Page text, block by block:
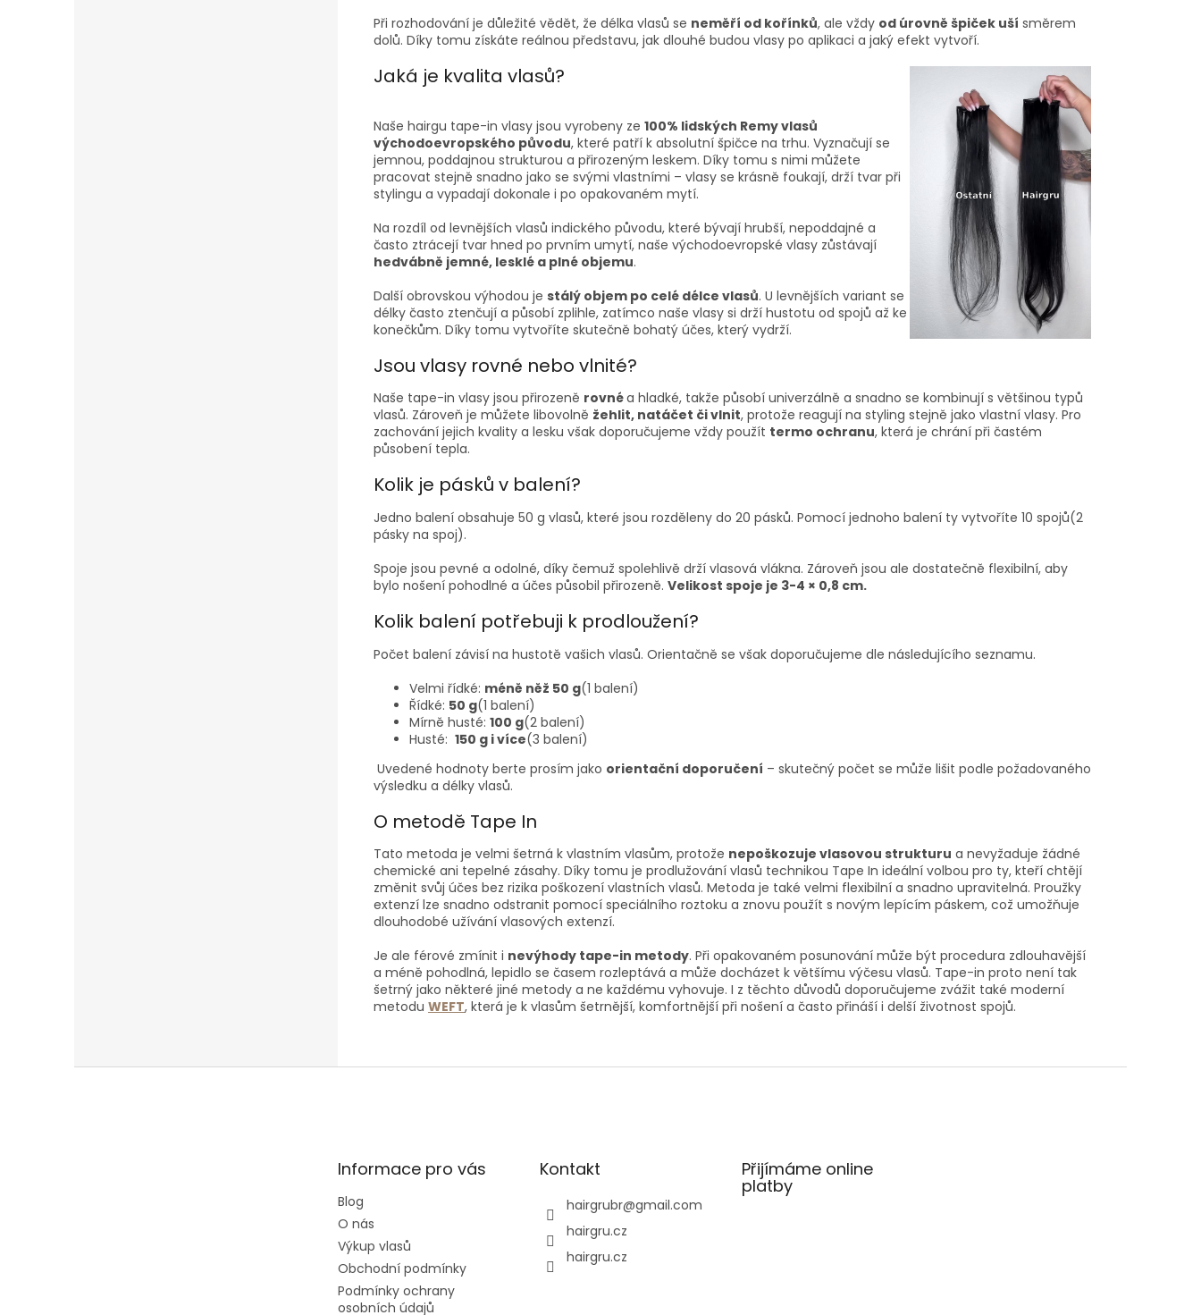
Při rozhodování je důležité vědět, že délka vlasů se neměří od kořínků, ale vždy od úrovně špiček uší směrem
dolů. Díky tomu získáte reálnou představu, jak dlouhé budou vlasy po aplikaci a jaký efekt vytvoří.
Jaká je kvalita vlasů?
Naše hairgu tape-in vlasy jsou vyrobeny ze 100% lidských Remy vlasů
východoevropského původu, které patří k absolutní špičce na trhu. Vyznačují se
jemnou, poddajnou strukturou a přirozeným leskem. Díky tomu s nimi můžete
pracovat stejně snadno jako se svými vlastními – vlasy se krásně foukají, drží tvar při
stylingu a vypadají dokonale i po opakovaném mytí.
Na rozdíl od levnějších vlasů indického původu, které bývají hrubší, nepoddajné a
často ztrácejí tvar hned po prvním umytí, naše východoevropské vlasy zůstávají
hedvábně jemné, lesklé a plné objemu.
Další obrovskou výhodou je stálý objem po celé délce vlasů. U levnějších variant se
délky často ztenčují a působí zplihle, zatímco naše vlasy si drží hustotu od spojů až ke
konečkům. Díky tomu vytvoříte skutečně bohatý účes, který vydrží.
Jsou vlasy rovné nebo vlnité?
Naše tape-in vlasy jsou přirozeně rovnéa hladké, takže působí univerzálně a snadno se kombinují s většinou typů
vlasů. Zároveň je můžete libovolně žehlit, natáčet či vlnit, protože reagují na styling stejně jako vlastní vlasy. Pro
zachování jejich kvality a lesku však doporučujeme vždy použít termo ochranu, která je chrání při častém
působení tepla.
Kolik je pásků v balení?
Jedno balení obsahuje 50 g vlasů, které jsou rozděleny do 20 pásků. Pomocí jednoho balení ty vytvoříte 10 spojů(2
pásky na spoj).
Spoje jsou pevné a odolné, díky čemuž spolehlivě drží vlasová vlákna. Zároveň jsou ale dostatečně flexibilní, aby
bylo nošení pohodlné a účes působil přirozeně. Velikost spoje je 3-4 × 0,8 cm.
Kolik balení potřebuji k prodloužení?
Počet balení závisí na hustotě vašich vlasů. Orientačně se však doporučujeme dle následujícího seznamu.
Velmi řídké: méně něž 50 g(1 balení)
Řídké: 50 g(1 balení)
Mírně husté: 100 g(2 balení)
Husté: 150 g i více(3 balení)
Uvedené hodnoty berte prosím jako orientační doporučení – skutečný počet se může lišit podle požadovaného
výsledku a délky vlasů.
O metodě Tape In
Tato metoda je velmi šetrná k vlastním vlasům, protože nepoškozuje vlasovou strukturu a nevyžaduje žádné
chemické ani tepelné zásahy. Díky tomu je prodlužování vlasů technikou Tape In ideální volbou pro ty, kteří chtějí
změnit svůj účes bez rizika poškození vlastních vlasů. Metoda je také velmi flexibilní a snadno upravitelná. Proužky
extenzí lze snadno odstranit pomocí speciálního roztoku a znovu použít s novým lepícím páskem, což umožňuje
dlouhodobé užívání vlasových extenzí.
Je ale férové zmínit i nevýhody tape-in metody. Při opakovaném posunování může být procedura zdlouhavější
a méně pohodlná, lepidlo se časem rozleptává a může docházet k většímu výčesu vlasů. Tape-in proto není tak
šetrný jako některé jiné metody a ne každému vyhovuje. I z těchto důvodů doporučujeme zvážit také moderní
metodu WEFT, která je k vlasům šetrnější, komfortnější při nošení a často přináší i delší životnost spojů.
Informace pro vás
Blog
O nás
Výkup vlasů
Obchodní podmínky
Podmínky ochrany
osobních údajů
Kontakt
hairgrubr@gmail.com
hairgru.cz
hairgru.cz
Přijímáme online
platby